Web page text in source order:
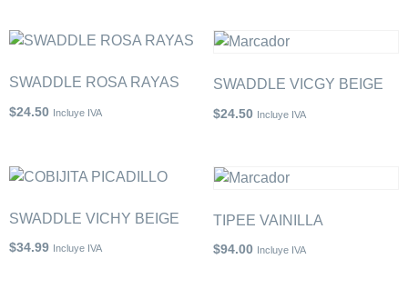
SWADDLE ROSA RAYAS
$24.50 Incluye IVA
SWADDLE VICGY BEIGE
$24.50 Incluye IVA
SWADDLE VICHY BEIGE
$34.99 Incluye IVA
TIPEE VAINILLA
$94.00 Incluye IVA